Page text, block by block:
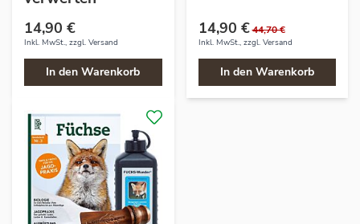
14,90 €
Inkl. MwSt., zzgl. Versand
In den Warenkorb
14,90 €44,70 €
Inkl. MwSt., zzgl. Versand
In den Warenkorb